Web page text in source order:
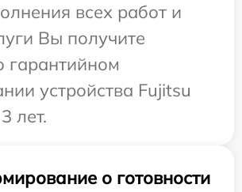
всех работ и
Вы получите
гарантийном
устройства Fujitsu
лет.
о готовности